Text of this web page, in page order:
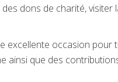
dons de charité, visiter
excellente occasion pour
ainsi que des